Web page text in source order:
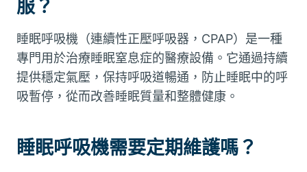
服？
睡眠呼吸機（連續性正壓呼吸器，CPAP）是一種
專門用於治療睡眠窒息症的醫療設備。它通過持續
提供穩定氣壓，保持呼吸道暢通，防止睡眠中的呼
吸暫停，從而改善睡眠質量和整體健康。
睡眠呼吸機需要定期維護嗎？